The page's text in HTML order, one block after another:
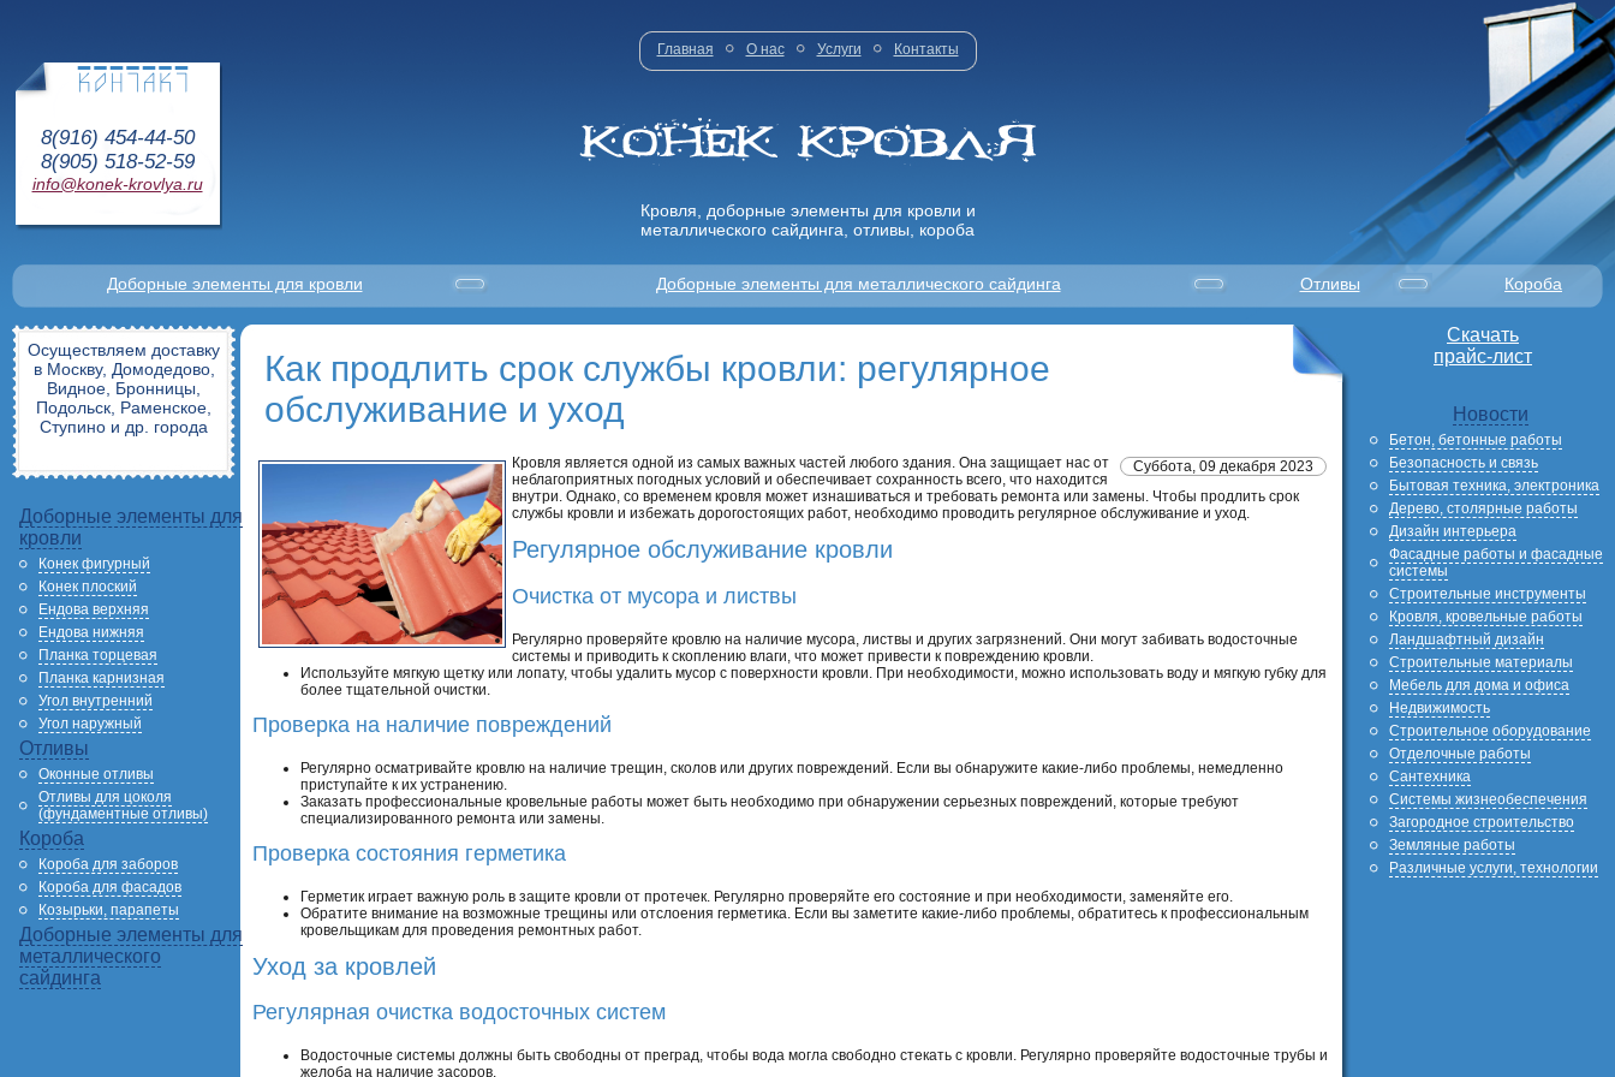
8(916) 454-44-50
8(905) 518-52-59
info@konek-krovlya.ru
Главная О нас Услуги Контакты
Кровля, доборные элементы для кровли и
металлического сайдинга, отливы, короба
Доборные элементы для кровли Доборные элементы для металлического сайдинга Отливы Короба
Осуществляем доставку
в Москву, Домодедово,
Видное, Бронницы,
Подольск, Раменское,
Ступино и др. города
Доборные элементы для
кровли
Конек фигурный
Конек плоский
Ендова верхняя
Ендова нижняя
Планка торцевая
Планка карнизная
Угол внутренний
Угол наружный
Отливы
Оконные отливы
Отливы для цоколя
(фундаментные отливы)
Короба
Короба для заборов
Короба для фасадов
Козырьки, парапеты
Доборные элементы для
металлического
сайдинга
Как продлить срок службы кровли: регулярное
обслуживание и уход
Суббота, 09 декабря 2023
Кровля является одной из самых важных частей любого здания. Она защищает нас от
неблагоприятных погодных условий и обеспечивает сохранность всего, что находится
внутри. Однако, со временем кровля может изнашиваться и требовать ремонта или замены. Чтобы продлить срок
службы кровли и избежать дорогостоящих работ, необходимо проводить регулярное обслуживание и уход.
Регулярное обслуживание кровли
Очистка от мусора и листвы
Регулярно проверяйте кровлю на наличие мусора, листвы и других загрязнений. Они могут забивать водосточные
системы и приводить к скоплению влаги, что может привести к повреждению кровли.
Используйте мягкую щетку или лопату, чтобы удалить мусор с поверхности кровли. При необходимости, можно использовать воду и мягкую губку для
более тщательной очистки.
Проверка на наличие повреждений
Регулярно осматривайте кровлю на наличие трещин, сколов или других повреждений. Если вы обнаружите какие-либо проблемы, немедленно
приступайте к их устранению.
Заказать профессиональные кровельные работы может быть необходимо при обнаружении серьезных повреждений, которые требуют
специализированного ремонта или замены.
Проверка состояния герметика
Герметик играет важную роль в защите кровли от протечек. Регулярно проверяйте его состояние и при необходимости, заменяйте его.
Обратите внимание на возможные трещины или отслоения герметика. Если вы заметите какие-либо проблемы, обратитесь к профессиональным
кровельщикам для проведения ремонтных работ.
Уход за кровлей
Регулярная очистка водосточных систем
Водосточные системы должны быть свободны от преград, чтобы вода могла свободно стекать с кровли. Регулярно проверяйте водосточные трубы и
желоба на наличие засоров.
Скачать
прайс-лист
Новости
Бетон, бетонные работы
Безопасность и связь
Бытовая техника, электроника
Дерево, столярные работы
Дизайн интерьера
Фасадные работы и фасадные
системы
Строительные инструменты
Кровля, кровельные работы
Ландшафтный дизайн
Строительные материалы
Мебель для дома и офиса
Недвижимость
Строительное оборудование
Отделочные работы
Сантехника
Системы жизнеобеспечения
Загородное строительство
Земляные работы
Различные услуги, технологии